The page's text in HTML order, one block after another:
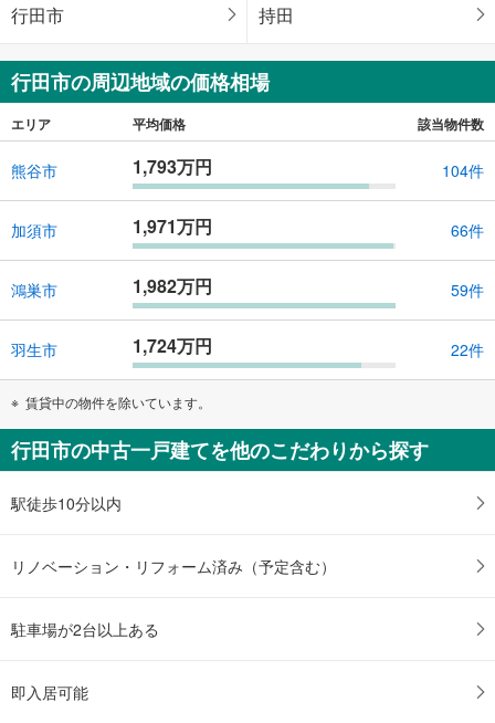
行田市 持田
行田市の周辺地域の価格相場
エリア 平均価格 該当物件数
熊谷市 1,793万円 104件
加須市 1,971万円 66件
鴻巣市 1,982万円 59件
羽生市 1,724万円 22件
賃貸中の物件を除いています。
行田市の中古一戸建てを他のこだわりから探す
駅徒歩10分以内
リノベーション・リフォーム済み（予定含む）
駐車場が2台以上ある
即入居可能